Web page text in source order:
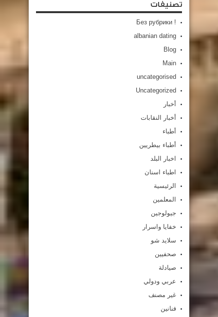
تصنيفات
! Без рубрики
albanian dating
Blog
Main
uncategorised
Uncategorized
أخبار
أخبار النقابات
أطباء
أطباء بيطريين
اخبار البلد
اطباء اسنان
الرئيسية
المعلمين
جيولوجين
خفايا واسرار
سلايد شو
صحفيين
صيادلة
عربي ودولي
غير مصنف
فنانين